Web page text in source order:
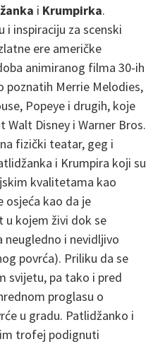
i Krumpirka.
i inspiraciju za scenski
ere američke
animiranog filma 30-ih
poznatih Merrie Melodies,
Popeye i drugih, koje
Disney i Warner Bros.
fizički teatar, geg i
i Krumpira koji su
kvalitetama kao
osjeća kao da je
u kojem živi dok se
neugledno i nevidljivo
povrća). Priliku da se
svijetu, pa tako i pred
proglasu o
u gradu. Patlidžanko i
trofej podignuti